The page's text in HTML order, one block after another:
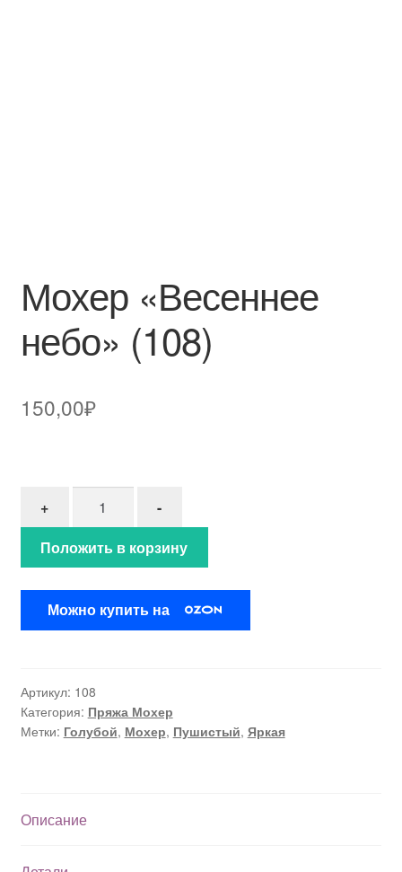
Мохер «Весеннее
небо» (108)
150,00₽
+
-
Положить в корзину
Можно купить на
Артикул: 108
Категория: Пряжа Мохер
Метки: Голубой, Мохер, Пушистый, Яркая
Описание